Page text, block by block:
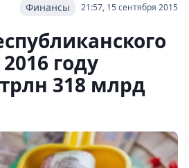
21:57, 15 сентября 2015
Финансы
году
318 млрд